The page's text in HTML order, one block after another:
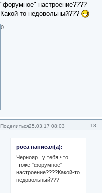
"форумное" настроение????
Какой-то недовольный???
0
Поделиться 18
25.03.17 08:03
роса написал(а):
Чернояр...у тебя,что
-тоже "форумное"
настроение????Какой-то
недовольный???